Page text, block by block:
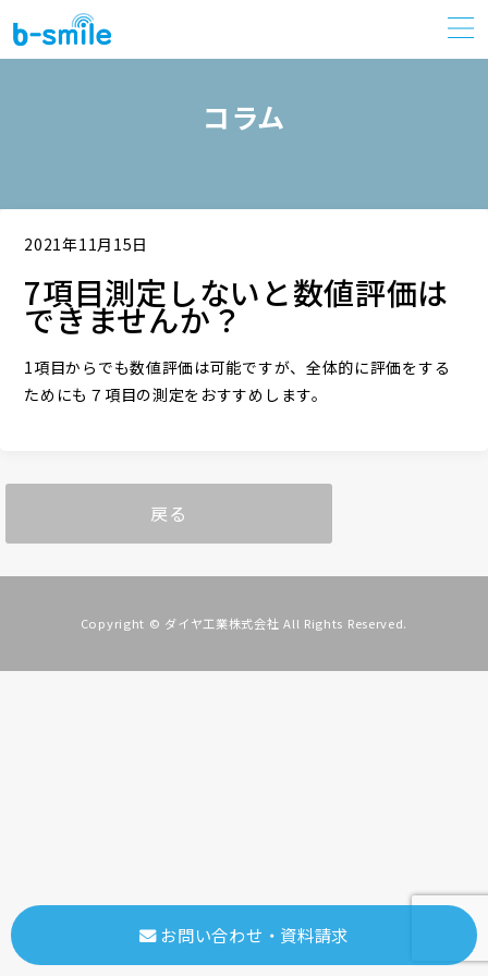
コラム
2021年11月15日
7項目測定しないと数値評価は
できませんか？
1項目からでも数値評価は可能ですが、全体的に評価をする
ためにも７項目の測定をおすすめします。
戻る
お問い合わせ・資料請求
Copyright © ダイヤ工業株式会社 All Rights Reserved.